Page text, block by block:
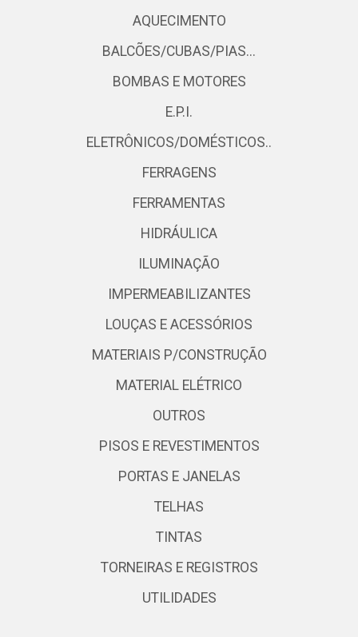
AQUECIMENTO
BALCÕES/CUBAS/PIAS...
BOMBAS E MOTORES
E.P.I.
ELETRÔNICOS/DOMÉSTICOS..
FERRAGENS
FERRAMENTAS
HIDRÁULICA
ILUMINAÇÃO
IMPERMEABILIZANTES
LOUÇAS E ACESSÓRIOS
MATERIAIS P/CONSTRUÇÃO
MATERIAL ELÉTRICO
OUTROS
PISOS E REVESTIMENTOS
PORTAS E JANELAS
TELHAS
TINTAS
TORNEIRAS E REGISTROS
UTILIDADES